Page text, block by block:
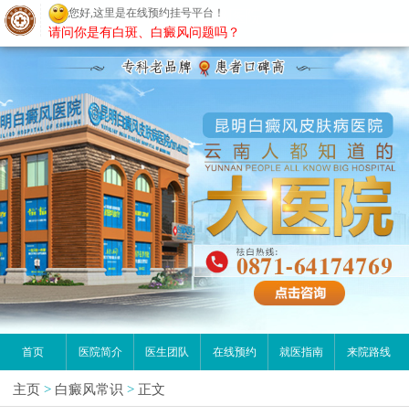
昆明白癜风医院
首页 医院简介 医生团队 在线预约 就医指南 来院路线
主页 > 白癜风常识 > 正文
您好,这里是在线预约挂号平台！
请问你是有白斑、白癜风问题吗？